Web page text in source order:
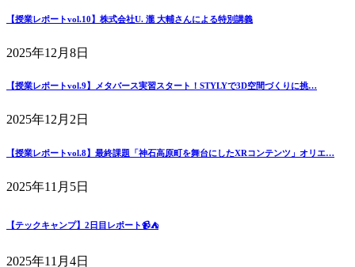
【授業レポートvol.10】株式会社U. 瀧 大輔さんによる特別講義
2025年12月8日
【授業レポートvol.9】メタバース実習スタート！STYLYで3D空間づくりに挑…
2025年12月2日
【授業レポートvol.8】最終課題「神石高原町を舞台にしたXRコンテンツ」オリエ…
2025年11月5日
【テックキャンプ】2日目レポート📹⛺
2025年11月4日